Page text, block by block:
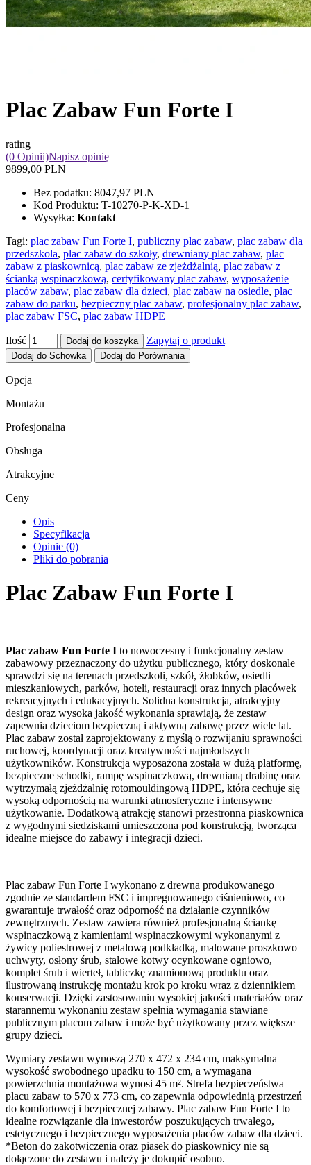
Plac Zabaw Fun Forte I
rating
(0 Opinii)Napisz opinię
9899,00 PLN
Bez podatku: 8047,97 PLN
Kod Produktu: T-10270-P-K-XD-1
Wysyłka: Kontakt
Tagi: plac zabaw Fun Forte I, publiczny plac zabaw, plac zabaw dla
przedszkola, plac zabaw do szkoły, drewniany plac zabaw, plac
zabaw z piaskownicą, plac zabaw ze zjeżdżalnią, plac zabaw z
ścianką wspinaczkową, certyfikowany plac zabaw, wyposażenie
placów zabaw, plac zabaw dla dzieci, plac zabaw na osiedle, plac
zabaw do parku, bezpieczny plac zabaw, profesjonalny plac zabaw,
plac zabaw FSC, plac zabaw HDPE
Ilość Dodaj do koszyka Zapytaj o produkt
Dodaj do Schowka Dodaj do Porównania
Opcja
Montażu
Profesjonalna
Obsługa
Atrakcyjne
Ceny
Opis
Specyfikacja
Opinie (0)
Pliki do pobrania
Plac Zabaw Fun Forte I
Plac zabaw Fun Forte I to nowoczesny i funkcjonalny zestaw
zabawowy przeznaczony do użytku publicznego, który doskonale
sprawdzi się na terenach przedszkoli, szkół, żłobków, osiedli
mieszkaniowych, parków, hoteli, restauracji oraz innych placówek
rekreacyjnych i edukacyjnych. Solidna konstrukcja, atrakcyjny
design oraz wysoka jakość wykonania sprawiają, że zestaw
zapewnia dzieciom bezpieczną i aktywną zabawę przez wiele lat.
Plac zabaw został zaprojektowany z myślą o rozwijaniu sprawności
ruchowej, koordynacji oraz kreatywności najmłodszych
użytkowników. Konstrukcja wyposażona została w dużą platformę,
bezpieczne schodki, rampę wspinaczkową, drewnianą drabinę oraz
wytrzymałą zjeżdżalnię rotomouldingową HDPE, która cechuje się
wysoką odpornością na warunki atmosferyczne i intensywne
użytkowanie. Dodatkową atrakcję stanowi przestronna piaskownica
z wygodnymi siedziskami umieszczona pod konstrukcją, tworząca
idealne miejsce do zabawy i integracji dzieci.
Plac zabaw Fun Forte I wykonano z drewna produkowanego
zgodnie ze standardem FSC i impregnowanego ciśnieniowo, co
gwarantuje trwałość oraz odporność na działanie czynników
zewnętrznych. Zestaw zawiera również profesjonalną ściankę
wspinaczkową z kamieniami wspinaczkowymi wykonanymi z
żywicy poliestrowej z metalową podkładką, malowane proszkowo
uchwyty, osłony śrub, stalowe kotwy ocynkowane ogniowo,
komplet śrub i wierteł, tabliczkę znamionową produktu oraz
ilustrowaną instrukcję montażu krok po kroku wraz z dziennikiem
konserwacji. Dzięki zastosowaniu wysokiej jakości materiałów oraz
starannemu wykonaniu zestaw spełnia wymagania stawiane
publicznym placom zabaw i może być użytkowany przez większe
grupy dzieci.
Wymiary zestawu wynoszą 270 x 472 x 234 cm, maksymalna
wysokość swobodnego upadku to 150 cm, a wymagana
powierzchnia montażowa wynosi 45 m². Strefa bezpieczeństwa
placu zabaw to 570 x 773 cm, co zapewnia odpowiednią przestrzeń
do komfortowej i bezpiecznej zabawy. Plac zabaw Fun Forte I to
idealne rozwiązanie dla inwestorów poszukujących trwałego,
estetycznego i bezpiecznego wyposażenia placów zabaw dla dzieci.
*Beton do zakotwiczenia oraz piasek do piaskownicy nie są
dołączone do zestawu i należy je dokupić osobno.